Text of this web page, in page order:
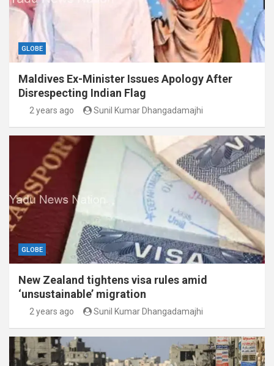
GLOBE
Maldives Ex-Minister Issues Apology After
Disrespecting Indian Flag
2 years ago Sunil Kumar Dhangadamajhi
GLOBE
New Zealand tightens visa rules amid
‘unsustainable’ migration
2 years ago Sunil Kumar Dhangadamajhi